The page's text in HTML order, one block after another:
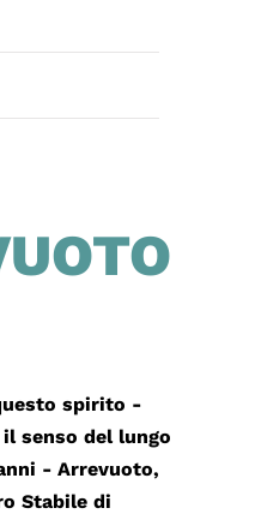
spirito -
senso del lungo
- Arrevuoto,
Stabile di